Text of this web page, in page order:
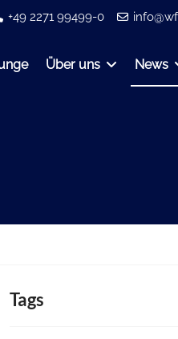
+49 2271 99499-0
Über uns News
Tags